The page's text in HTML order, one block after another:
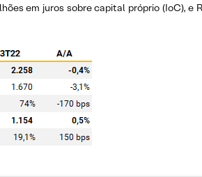
em juros sobre capital próprio (IoC), e